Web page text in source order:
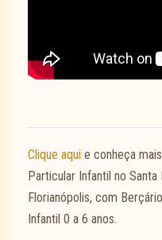
Clique aqui e conheça
Particular Infantil no
Florianópolis, com
Infantil 0 a 6 anos.